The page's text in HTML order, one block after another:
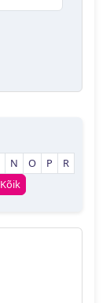
N O P
R
Kõik